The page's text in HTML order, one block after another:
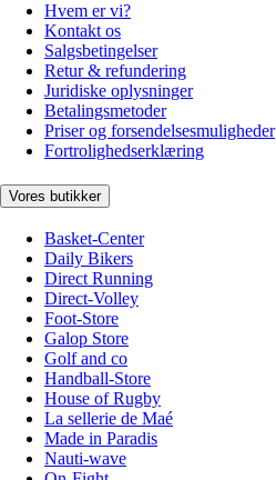
Hvem er vi?
Kontakt os
Salgsbetingelser
Retur & refundering
Juridiske oplysninger
Betalingsmetoder
Priser og forsendelsesmuligheder
Fortrolighedserklæring
Vores butikker
Basket-Center
Daily Bikers
Direct Running
Direct-Volley
Foot-Store
Galop Store
Golf and co
Handball-Store
House of Rugby
La sellerie de Maé
Made in Paradis
Nauti-wave